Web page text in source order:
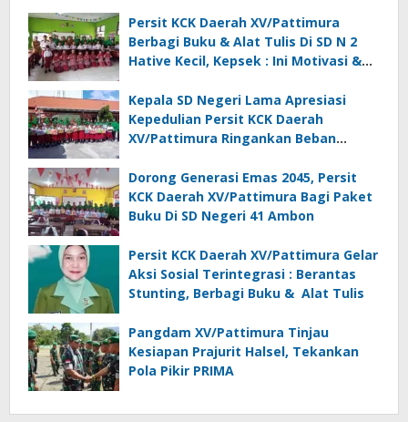
Persit KCK Daerah XV/Pattimura
Berbagi Buku & Alat Tulis Di SD N 2
Hative Kecil, Kepsek : Ini Motivasi &
Kepala SD Negeri Lama Apresiasi
Kepedulian Persit KCK Daerah
XV/Pattimura Ringankan Beban
Dorong Generasi Emas 2045, Persit
KCK Daerah XV/Pattimura Bagi Paket
Buku Di SD Negeri 41 Ambon
Persit KCK Daerah XV/Pattimura Gelar
Aksi Sosial Terintegrasi : Berantas
Stunting, Berbagi Buku & Alat Tulis
Pangdam XV/Pattimura Tinjau
Kesiapan Prajurit Halsel, Tekankan
Pola Pikir PRIMA